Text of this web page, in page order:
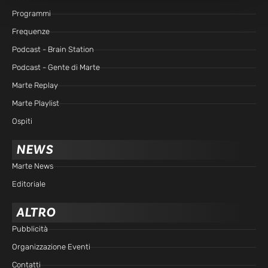
Programmi
Frequenze
Podcast - Brain Station
Podcast - Gente di Marte
Marte Replay
Marte Playlist
Ospiti
NEWS
Marte News
Editoriale
ALTRO
Pubblicità
Organizzazione Eventi
Contatti